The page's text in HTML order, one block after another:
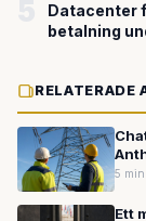
Datacenter
betalning
RELATERADE
5 min
Ett